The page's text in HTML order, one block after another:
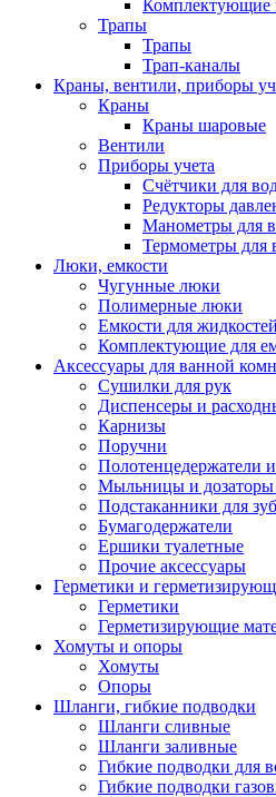
Комплектующие
Трапы
Трапы
Трап-каналы
Краны, вентили, приборы
Краны
Краны шаровые
Вентили
Приборы учета
Счётчики для
Редукторы
Манометры для
Термометры для
Люки, емкости
Чугунные люки
Полимерные люки
Емкости для жидкостей
Комплектующие для
Аксессуары для ванной
Сушилки для рук
Диспенсеры и
Карнизы
Поручни
Полотенцедержатели
Мыльницы и
Подстаканники для
Бумагодержатели
Ершики туалетные
Прочие аксессуары
Герметики и
Герметики
Герметизирующие
Хомуты и опоры
Хомуты
Опоры
Шланги, гибкие подводки
Шланги сливные
Шланги заливные
Гибкие подводки для
Гибкие подводки